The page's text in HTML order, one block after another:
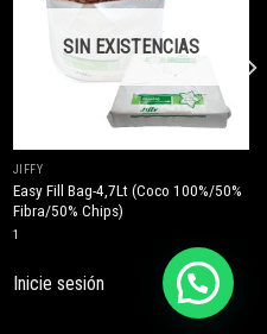
SIN EXISTENCIAS
JIFFY
Easy Fill Bag-4,7Lt (Coco 100%/50%
Fibra/50% Chips)
1
Inicie sesión